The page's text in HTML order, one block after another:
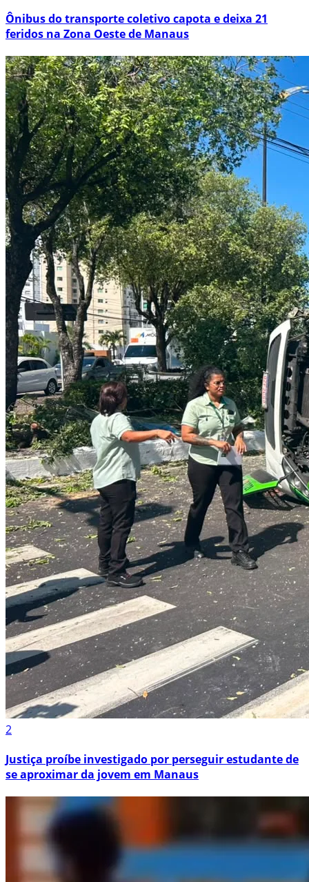
Ônibus do transporte coletivo capota e deixa 21
feridos na Zona Oeste de Manaus
2
Justiça proíbe investigado por perseguir estudante de
se aproximar da jovem em Manaus